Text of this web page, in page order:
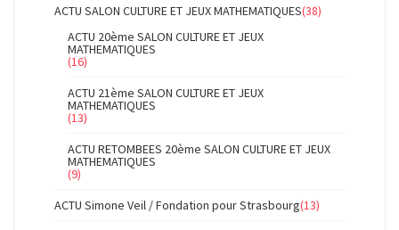
ACTU SALON CULTURE ET JEUX MATHEMATIQUES(38)
ACTU 20ème SALON CULTURE ET JEUX
MATHEMATIQUES
(16)
ACTU 21ème SALON CULTURE ET JEUX
MATHEMATIQUES
(13)
ACTU RETOMBEES 20ème SALON CULTURE ET JEUX
MATHEMATIQUES
(9)
ACTU Simone Veil / Fondation pour Strasbourg(13)